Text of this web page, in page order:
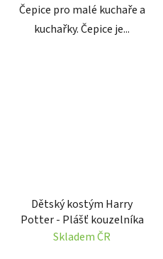
Čepice pro malé kuchaře a
kuchařky. Čepice je...
Dětský kostým Harry
Potter - Plášť kouzelníka
Skladem ČR